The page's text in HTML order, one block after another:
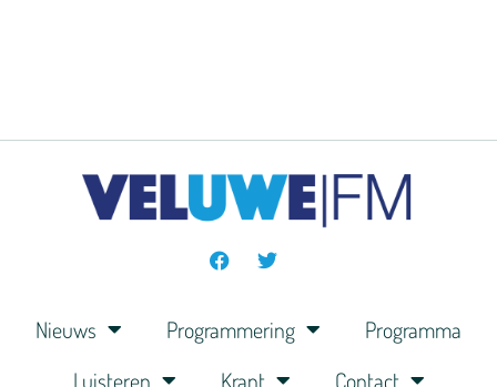
Nieuws Programmering
Programma
Luisteren
Krant Contact